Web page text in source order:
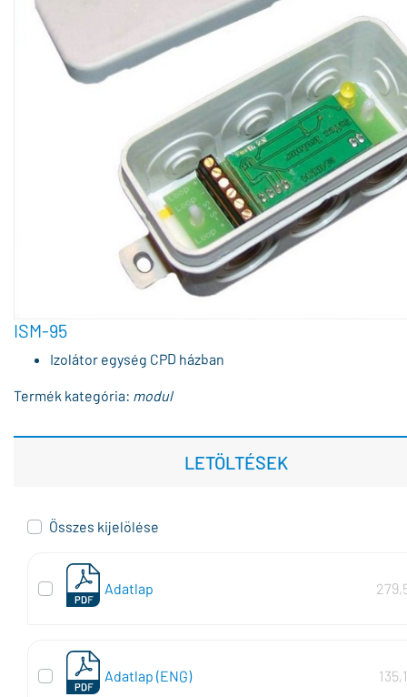
ISM-95
Izolátor egység CPD házban
Termék kategória: modul
LETÖLTÉSEK
Összes kijelölése
Adatlap
Adatlap (ENG)